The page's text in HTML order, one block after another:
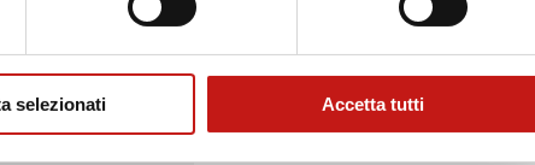
selezionati Accetta tutti